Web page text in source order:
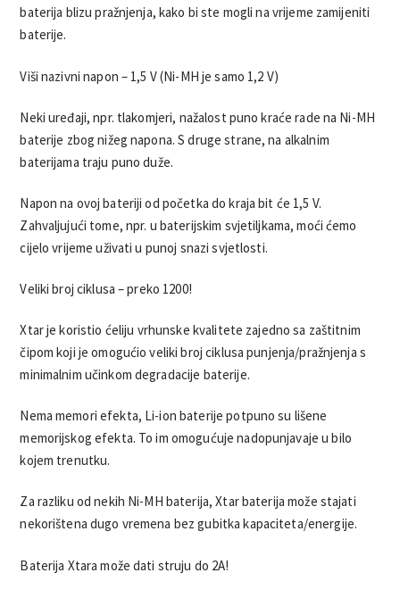
baterija blizu pražnjenja, kako bi ste mogli na vrijeme zamijeniti
baterije.
Viši nazivni napon – 1,5 V (Ni-MH je samo 1,2 V)
Neki uređaji, npr. tlakomjeri, nažalost puno kraće rade na Ni-MH
baterije zbog nižeg napona. S druge strane, na alkalnim
baterijama traju puno duže.
Napon na ovoj bateriji od početka do kraja bit će 1,5 V.
Zahvaljujući tome, npr. u baterijskim svjetiljkama, moći ćemo
cijelo vrijeme uživati u punoj snazi svjetlosti.
Veliki broj ciklusa – preko 1200!
Xtar je koristio ćeliju vrhunske kvalitete zajedno sa zaštitnim
čipom koji je omogućio veliki broj ciklusa punjenja/pražnjenja s
minimalnim učinkom degradacije baterije.
Nema memori efekta, Li-ion baterije potpuno su lišene
memorijskog efekta. To im omogućuje nadopunjavaje u bilo
kojem trenutku.
Za razliku od nekih Ni-MH baterija, Xtar baterija može stajati
nekorištena dugo vremena bez gubitka kapaciteta/energije.
Baterija Xtara može dati struju do 2A!